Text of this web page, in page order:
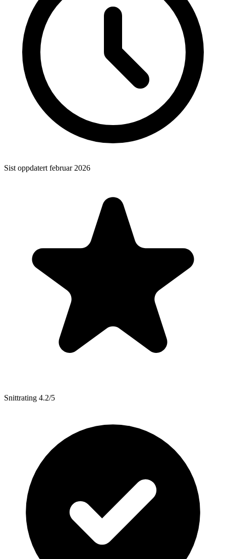
Sist oppdatert februar 2026
Snittrating 4.2/5